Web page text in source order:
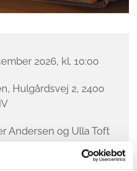
2026, kl. 10:00
Hulgårdsvej 2, 2400
Andersen og Ulla Toft